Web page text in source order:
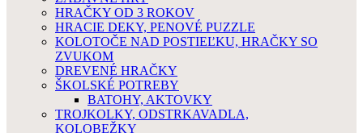
HRAČKY OD 3 ROKOV
HRACIE DEKY, PENOVÉ PUZZLE
KOLOTOČE NAD POSTIEĽKU, HRAČKY SO
ZVUKOM
DREVENÉ HRAČKY
ŠKOLSKÉ POTREBY
BATOHY, AKTOVKY
TROJKOLKY, ODSTRKAVADLA,
KOLOBEŽKY